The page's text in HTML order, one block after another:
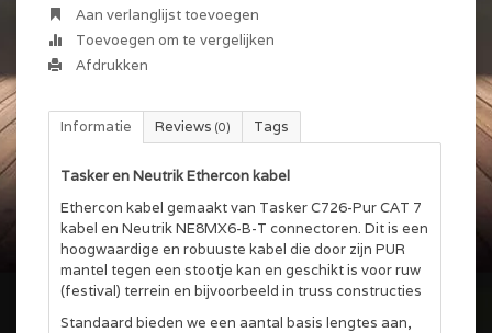
Aan verlanglijst toevoegen
Toevoegen om te vergelijken
Afdrukken
Informatie Reviews (0) Tags
Tasker en Neutrik Ethercon kabel
Ethercon kabel gemaakt van Tasker C726-Pur CAT 7
kabel en Neutrik NE8MX6-B-T connectoren. Dit is een
hoogwaardige en robuuste kabel die door zijn PUR
mantel tegen een stootje kan en geschikt is voor ruw
(festival) terrein en bijvoorbeeld in truss constructies
Standaard bieden we een aantal basis lengtes aan,